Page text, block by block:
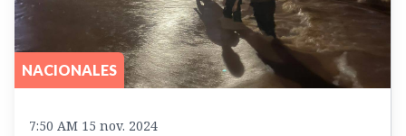
NACIONALES
7:50 AM 15 nov. 2024